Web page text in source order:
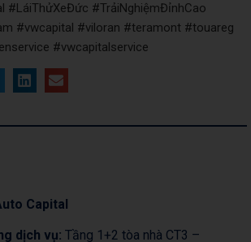
#LáiThửXeĐức #TrảiNghiệmĐỉnhCao
#vwcapital #viloran #teramont #touareg
#vwcapitalservice
Capital
dịch vụ: Tầng 1+2 tòa nhà CT3 –